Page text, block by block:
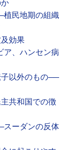
民地期の組織
効果
、ハンセン病
以外のもの──
共和国での徴
ーダンの反体